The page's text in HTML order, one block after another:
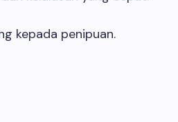
kepada penipuan.